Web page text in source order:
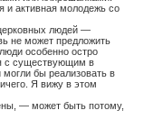
и активная молодежь со
людей —
не может предложить
особенно остро
с существующим в
бы реализовать в
Я вижу в этом
— может быть потому,